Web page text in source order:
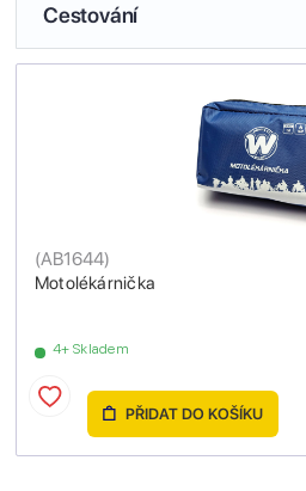
Cestování
Motolékárnička
(AB1644)
4+ Skladem
PŘIDAT DO KOŠÍKU